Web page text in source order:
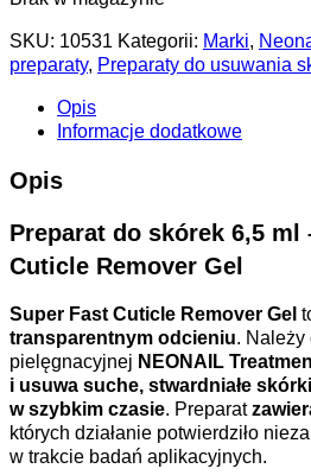
SKU: 10531 Kategorii: Marki,
preparaty, Preparaty do usuwania
Opis
Informacje dodatkowe
Opis
Preparat do skórek 6,5 ml
Cuticle Remover Gel
Super Fast Cuticle Remover Gel
transparentnym odcieniu. Należy
pielęgnacyjnej NEONAIL
i usuwa suche, stwardniałe
w szybkim czasie. Preparat
których działanie potwierdziło
w trakcie badań aplikacyjnych.